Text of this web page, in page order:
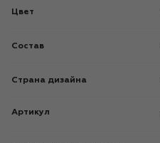
Цвет
Состав
Страна дизайна
Артикул